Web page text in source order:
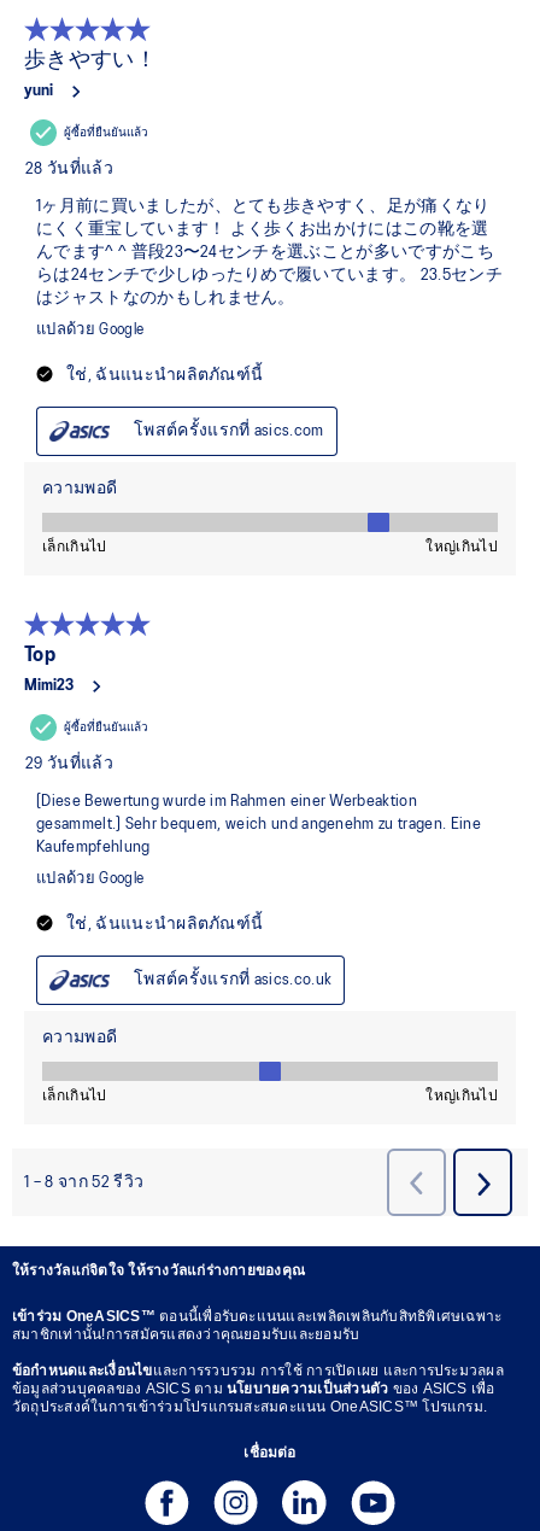
ให้รางวัลแก่จิตใจ ให้รางวัลแก่ร่างกายของคุณ
เข้าร่วม OneASICS™ตอนนี้เพื่อรับคะแนนและเพลิดเพลินกับสิทธิพิเศษเฉพาะ
สมาชิกเท่านั้น!การสมัครแสดงว่าคุณยอมรับและยอมรับ
ข้อกำหนดและเงื่อนไขและการรวบรวม การใช้ การเปิดเผย และการประมวลผล
ข้อมูลส่วนบุคคลของ ASICS ตาม นโยบายความเป็นส่วนตัว ของ ASICS เพื่อ
วัตถุประสงค์ในการเข้าร่วมโปรแกรมสะสมคะแนน OneASICS™ โปรแกรม.
เชื่อมต่อ